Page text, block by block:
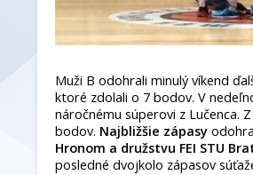
Muži B odohrali minulý víkend
ktoré zdolali o 7 bodov. V
náročnému súperovi z Lučenca.
bodov. Najbližšie zápasy
Hronom a družstvu FEI STU
posledné dvojkolo zápasov